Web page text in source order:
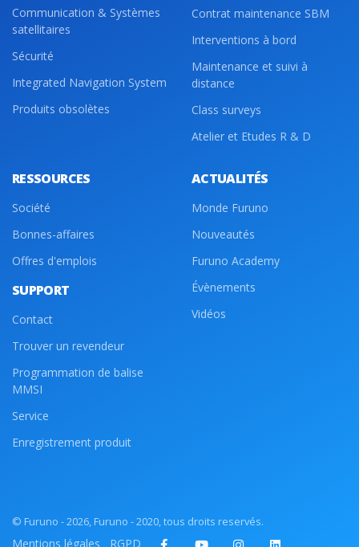
Communication & Systèmes
satellitaires
Sécurité
Integrated Navigation System
Produits obsolètes
Contrat maintenance SBM
Interventions à bord
Maintenance et suivi à
distance
Class surveys
Atelier et Etudes R & D
RESSOURCES
Société
Bonnes-affaires
Offres d'emplois
SUPPORT
Contact
Trouver un revendeur
Programmation de balise
MMSI
Service
Enregistrement produit
ACTUALITÉS
Monde Furuno
Nouveautés
Furuno Academy
Évènements
Vidéos
© Furuno - 2026, Furuno - 2020, tous droits reservés.
Mentions légales RGPD